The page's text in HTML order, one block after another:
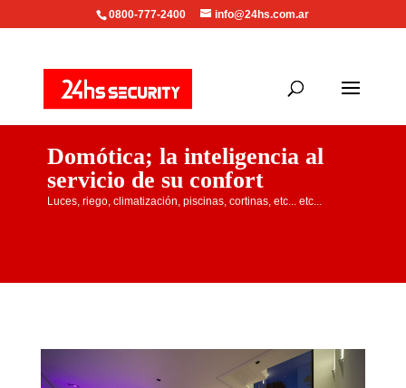
0800-777-2400 info@24hs.com.ar
Domótica; la inteligencia al
servicio de su confort
Luces, riego, climatización, piscinas, cortinas, etc... etc...